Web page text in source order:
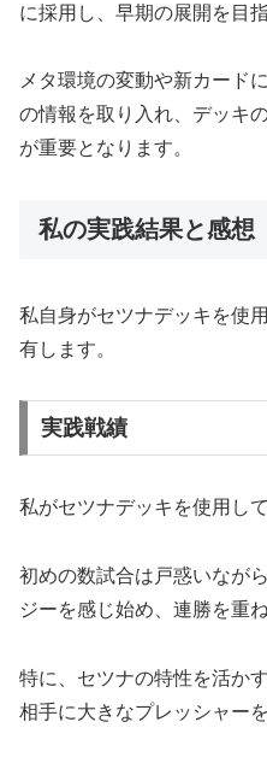
に採用し、早期の展開を目
メタ環境の変動や新カード
の情報を取り入れ、デッキ
が重要となります。
私の実践結果と感想
私自身がセツナデッキを使
有します。
実践戦績
私がセツナデッキを使用し
初めの数試合は戸惑いなが
ジーを感じ始め、連勝を重
特に、セツナの特性を活か
相手に大きなプレッシャー